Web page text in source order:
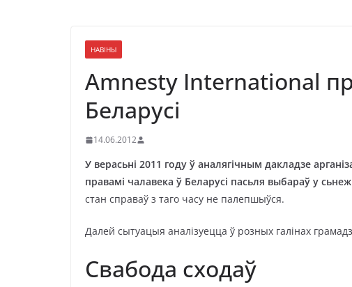
НАВІНЫ
Amnesty International
Беларусі
14.06.2012
У верасьні 2011 году ў аналягічным дакладзе
правамі чалавека ў Беларусі пасьля выбараў у
стан справаў з таго часу не палепшыўся.
Далей сытуацыя аналізуецца ў розных галінах
Свабода сходаў